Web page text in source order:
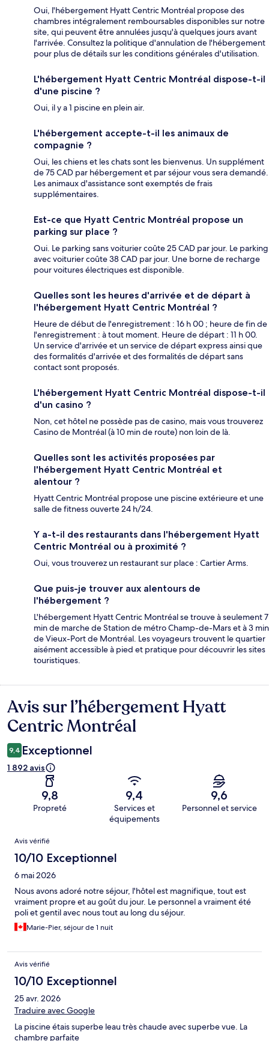
Oui, l'hébergement Hyatt Centric Montréal propose des
chambres intégralement remboursables disponibles sur notre
site, qui peuvent être annulées jusqu'à quelques jours avant
l'arrivée. Consultez la politique d'annulation de l'hébergement
pour plus de détails sur les conditions générales d'utilisation.
L'hébergement Hyatt Centric Montréal dispose-t-il
d'une piscine ?
Oui, il y a 1 piscine en plein air.
L'hébergement accepte-t-il les animaux de
compagnie ?
Oui, les chiens et les chats sont les bienvenus. Un supplément
de 75 CAD par hébergement et par séjour vous sera demandé.
Les animaux d'assistance sont exemptés de frais
supplémentaires.
Est-ce que Hyatt Centric Montréal propose un
parking sur place ?
Oui. Le parking sans voiturier coûte 25 CAD par jour. Le parking
avec voiturier coûte 38 CAD par jour. Une borne de recharge
pour voitures électriques est disponible.
Quelles sont les heures d'arrivée et de départ à
l'hébergement Hyatt Centric Montréal ?
Heure de début de l'enregistrement : 16 h 00 ; heure de fin de
l'enregistrement : à tout moment. Heure de départ : 11 h 00.
Un service d'arrivée et un service de départ express ainsi que
des formalités d'arrivée et des formalités de départ sans
contact sont proposés.
L'hébergement Hyatt Centric Montréal dispose-t-il
d'un casino ?
Non, cet hôtel ne possède pas de casino, mais vous trouverez
Casino de Montréal (à 10 min de route) non loin de là.
Quelles sont les activités proposées par
l'hébergement Hyatt Centric Montréal et
alentour ?
Hyatt Centric Montréal propose une piscine extérieure et une
salle de fitness ouverte 24 h/24.
Y a-t-il des restaurants dans l'hébergement Hyatt
Centric Montréal ou à proximité ?
Oui, vous trouverez un restaurant sur place : Cartier Arms.
Que puis-je trouver aux alentours de
l'hébergement ?
L'hébergement Hyatt Centric Montréal se trouve à seulement 7
min de marche de Station de métro Champ-de-Mars et à 3 min
de Vieux-Port de Montréal. Les voyageurs trouvent le quartier
aisément accessible à pied et pratique pour découvrir les sites
touristiques.
Avis
Avis sur l’hébergement Hyatt
Centric Montréal
9,4 Exceptionnel
1 892 avis
9,8
Propreté
9,4
Services et
équipements
9,6
Personnel et service
Avis
Avis vérifié
10/10 Exceptionnel
6 mai 2026
Nous avons adoré notre séjour, l'hôtel est magnifique, tout est
vraiment propre et au goût du jour. Le personnel a vraiment été
poli et gentil avec nous tout au long du séjour.
Marie-Pier, séjour de 1 nuit
Avis vérifié
10/10 Exceptionnel
25 avr. 2026
Traduire avec Google
La piscine étais superbe leau très chaude avec superbe vue. La
chambre parfaite